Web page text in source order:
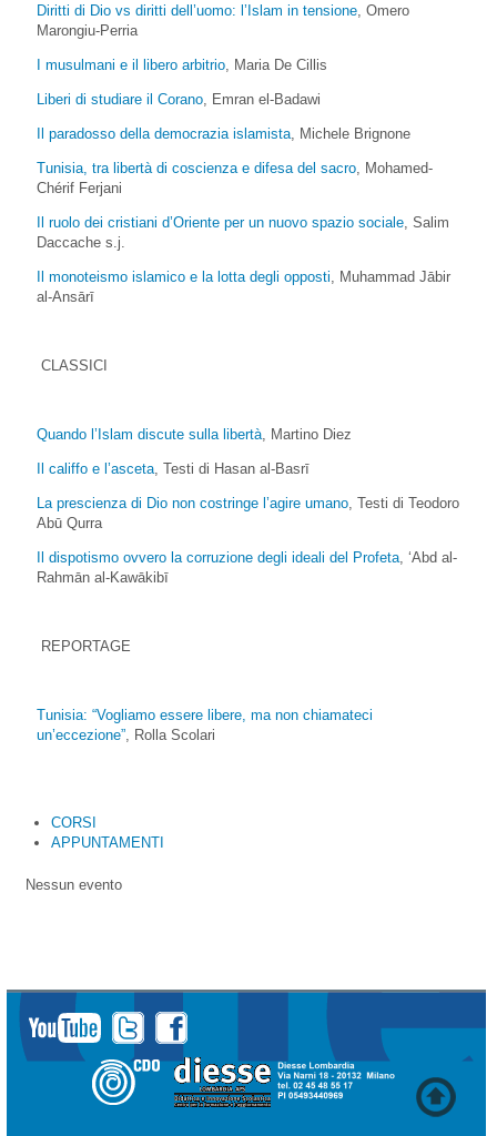
Diritti di Dio vs diritti dell’uomo: l’Islam in tensione , Omero
Marongiu-Perria
I musulmani e il libero arbitrio , Maria De Cillis
Liberi di studiare il Corano , Emran el-Badawi
Il paradosso della democrazia islamista , Michele Brignone
Tunisia, tra libertà di coscienza e difesa del sacro , Mohamed-
Chérif Ferjani
Il ruolo dei cristiani d’Oriente per un nuovo spazio sociale , Salim
Daccache s.j.
Il monoteismo islamico e la lotta degli opposti , Muhammad Jābir
al-Ansārī
CLASSICI
Quando l’Islam discute sulla libertà , Martino Diez
Il califfo e l’asceta , Testi di Hasan al-Basrī
La prescienza di Dio non costringe l’agire umano , Testi di Teodoro
Abū Qurra
Il dispotismo ovvero la corruzione degli ideali del Profeta , ‘Abd al-
Rahmān al-Kawākibī
REPORTAGE
Tunisia: “Vogliamo essere libere, ma non chiamateci
un’eccezione” , Rolla Scolari
CORSI
APPUNTAMENTI
Nessun evento